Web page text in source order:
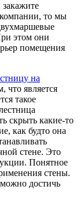
то мы
этом они
помещения
на
что является
такое
скрыть какие-то
как будто она
стене. Это
Понятное
стены.
можно достичь